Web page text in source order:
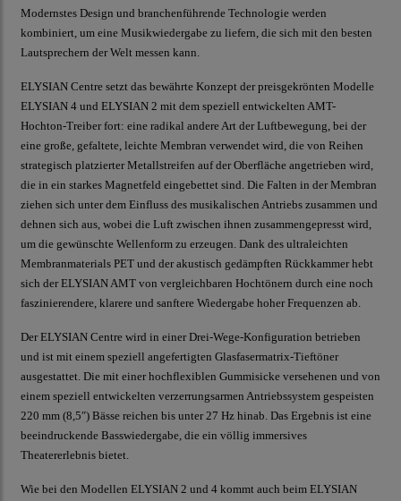
Modernstes Design und branchenführende Technologie werden
kombiniert, um eine Musikwiedergabe zu liefern, die sich mit den besten
Lautsprechern der Welt messen kann.
ELYSIAN Centre setzt das bewährte Konzept der preisgekrönten Modelle
ELYSIAN 4 und ELYSIAN 2 mit dem speziell entwickelten AMT-
Hochton-Treiber fort: eine radikal andere Art der Luftbewegung, bei der
eine große, gefaltete, leichte Membran verwendet wird, die von Reihen
strategisch platzierter Metallstreifen auf der Oberfläche angetrieben wird,
die in ein starkes Magnetfeld eingebettet sind. Die Falten in der Membran
ziehen sich unter dem Einfluss des musikalischen Antriebs zusammen und
dehnen sich aus, wobei die Luft zwischen ihnen zusammengepresst wird,
um die gewünschte Wellenform zu erzeugen. Dank des ultraleichten
Membranmaterials PET und der akustisch gedämpften Rückkammer hebt
sich der ELYSIAN AMT von vergleichbaren Hochtönern durch eine noch
faszinierendere, klarere und sanftere Wiedergabe hoher Frequenzen ab.
Der ELYSIAN Centre wird in einer Drei-Wege-Konfiguration betrieben
und ist mit einem speziell angefertigten Glasfasermatrix-Tieftöner
ausgestattet. Die mit einer hochflexiblen Gummisicke versehenen und von
einem speziell entwickelten verzerrungsarmen Antriebssystem gespeisten
220 mm (8,5″) Bässe reichen bis unter 27 Hz hinab. Das Ergebnis ist eine
beeindruckende Basswiedergabe, die ein völlig immersives
Theatererlebnis bietet.
Wie bei den Modellen ELYSIAN 2 und 4 kommt auch beim ELYSIAN